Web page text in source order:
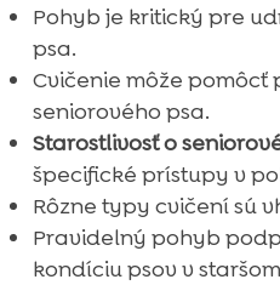
Pohyb je kritický pre
psa.
Cvičenie môže pomôcť
seniorového psa.
Starostlivosť o
špecifické prístupy v
Rôzne typy cvičení sú
Pravidelný pohyb
kondíciu psov v